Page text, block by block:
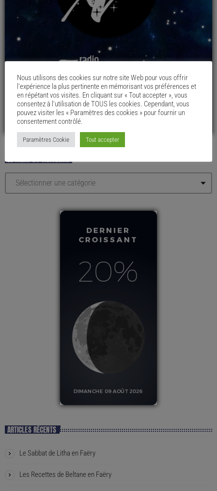
ARTICLES RÉCENTS
Le Sabbat de Litha en Faëry
Les Recettes de Beltane en Faëry
Nous utilisons des cookies sur notre site Web pour vous offrir
l'expérience la plus pertinente en mémorisant vos préférences et
en répétant vos visites. En cliquant sur « Tout accepter », vous
consentez à l'utilisation de TOUS les cookies. Cependant, vous
pouvez visiter les « Paramètres des cookies » pour fournir un
consentement contrôlé.
Paramètres Cookie Tout accepter